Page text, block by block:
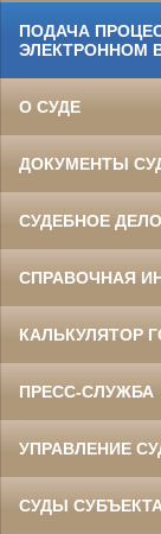
ПОДАЧА
ЭЛЕКТРОННОМ
О СУДЕ
ДОКУМЕНТЫ
СУДЕБНОЕ
СПРАВОЧНАЯ
КАЛЬКУЛЯТОР
ПРЕСС-СЛУЖБА
УПРАВЛЕНИЕ
СУДЫ